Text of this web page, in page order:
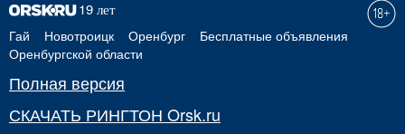
Гай Новотроицк Оренбург
Бесплатные объявления
Оренбургской области
Полная версия
СКАЧАТЬ РИНГТОН Orsk.ru